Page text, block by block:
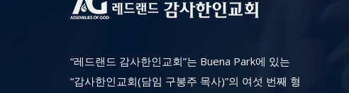
“레드랜드 감사한인교회”는 Buena Park에 있는
“감사한인교회(담임 구봉주 목사)”의 여섯 번째 형